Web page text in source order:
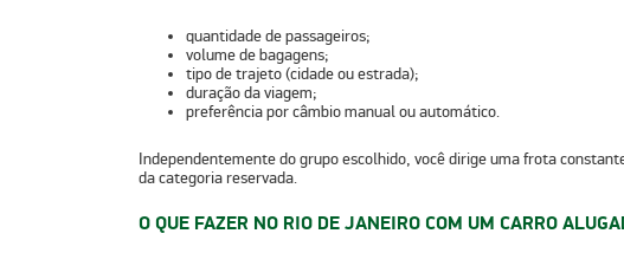
quantidade de passageiros;
volume de bagagens;
tipo de trajeto(cidade ou estrada);
duração da viagem;
preferência por câmbio manual ou automático.
Independentemente do grupo escolhido, você dirige umafrota
da categoria reservada.
O QUE FAZER NO RIO DE JANEIRO COM UM CARRO